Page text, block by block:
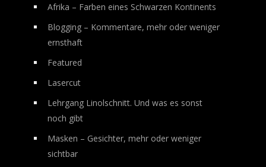
Afrika – Farben eines Schwarzen Kontinents
Blogging – Kommentare, mehr oder weniger
ernsthaft
Featured
Lasercut
Lehrgang Linolschnitt. Und was es sonst
noch gibt
Masken – Gesichter, mehr oder weniger
sichtbar